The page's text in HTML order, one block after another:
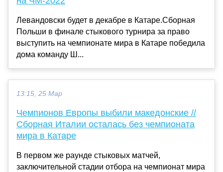
Левандовски будет в декабре в Катаре.Сборная
Польши в финале стыкового турнира за право
выступить на чемпионате мира в Катаре победила
дома команду Ш...
13:15, 25 Мар
Чемпионов Европы выбили македонские //
Сборная Италии осталась без чемпионата
мира в Катаре
В первом же раунде стыковых матчей,
заключительной стадии отбора на чемпионат мира